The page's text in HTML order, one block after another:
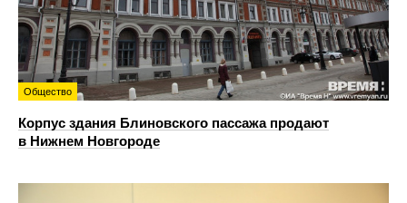
Общество
Корпус здания Блиновского пассажа продают
в Нижнем Новгороде